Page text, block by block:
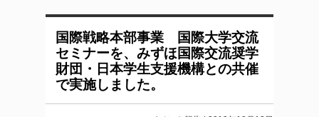
国際戦略本部事業 国際大学交流
セミナーを、みずほ国際交流奨学
財団・日本学生支援機構との共催
で実施しました。